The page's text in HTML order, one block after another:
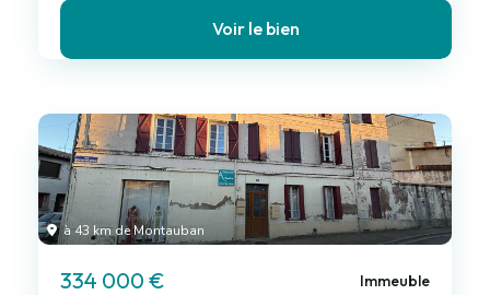
Voir le bien
à 43 km de Montauban
334 000 € Immeuble